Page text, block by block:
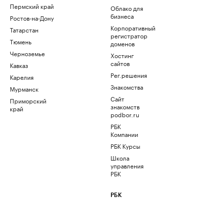
Пермский край
Ростов-на-Дону
Татарстан
Тюмень
Черноземье
Кавказ
Карелия
Мурманск
Приморский
край
Облако для
бизнеса
Корпоративный
регистратор
доменов
Хостинг
сайтов
Рег.решения
Знакомства
Сайт
знакомств
podbor.ru
РБК
Компании
РБК Курсы
Школа
управления
РБК
РБК